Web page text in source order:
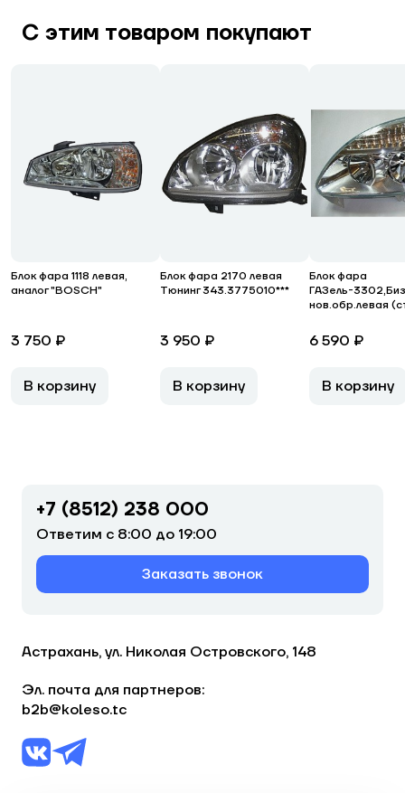
С этим товаром покупают
Блок фара 1118 левая,
аналог "BOSCH"
3 750 ₽
В корзину
Блок фара 2170 левая
Тюнинг 343.3775010***
3 950 ₽
В корзину
Блок фара
ГАЗель-
нов.обр.левая
6 590 ₽
В корзину
+7 (8512) 238 000
Ответим с 8:00 до 19:00
Заказать звонок
Астрахань, ул. Николая Островского, 148
Эл. почта для партнеров:
b2b@koleso.tc